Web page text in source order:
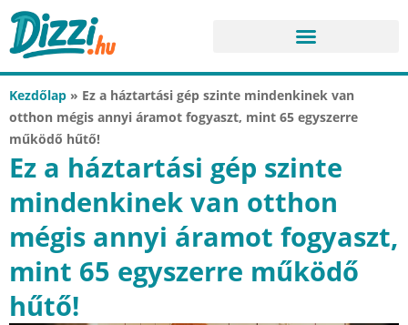
Kezdőlap » Ez a háztartási gép szinte mindenkinek van
otthon mégis annyi áramot fogyaszt, mint 65 egyszerre
működő hűtő!
Ez a háztartási gép szinte
mindenkinek van otthon
mégis annyi áramot fogyaszt,
mint 65 egyszerre működő
hűtő!